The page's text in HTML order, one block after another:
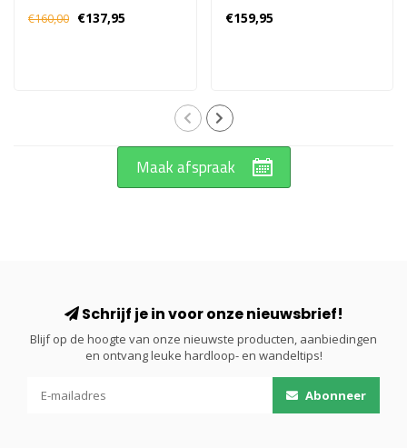
Dames - Zwart Roze
€160,00 €137,95
Dames - Grijs
€159,95
Maak afspraak
Schrijf je in voor onze nieuwsbrief!
Blijf op de hoogte van onze nieuwste producten, aanbiedingen
en ontvang leuke hardloop- en wandeltips!
Abonneer